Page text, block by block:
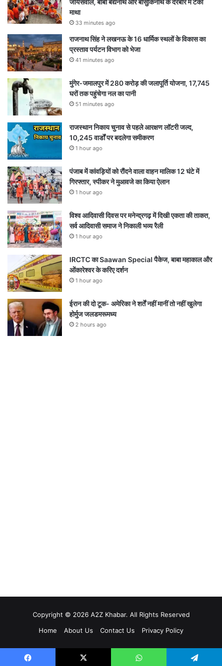
माथा
33 minutes ago
राजनाथ सिंह ने लखनऊ के 16 धार्मिक स्थलों के विकास का
प्रस्ताव पर्यटन विभाग को भेजा
41 minutes ago
मुंगेर-जमालपुर में 280 करोड़ की जलापूर्ति योजना, 17,745
घरों तक पहुंचेगा नल का पानी
51 minutes ago
राजस्थान निकाय चुनाव से पहले आरक्षण लॉटरी जल्द,
10,245 वार्डों पर बदलेगा समीकरण
1 hour ago
पंजाब में कांवड़ियों को रौंदने वाला वाहन मालिक 12 घंटे में
गिरफ्तार, स्पीकर ने मुआवजे का किया ऐलान
1 hour ago
विश्व आदिवासी दिवस पर मनेन्द्रगढ़ में दिखी एकता की ताकत,
सर्व आदिवासी समाज ने निकाली भव्य रैली
1 hour ago
IRCTC का Saawan Special पैकेज, बाबा महाकाल और
ओंकारेश्वर के करिए दर्शन
1 hour ago
ईरान की दो टूक- अमेरिका ने शर्तें नहीं मानीं तो नहीं खुलेगा
होर्मुज जलडमरूमध्य
2 hours ago
Copyright © 2026 A2Z Khabar. All Rights Reserved
Home
About Us Contact Us Privacy Policy